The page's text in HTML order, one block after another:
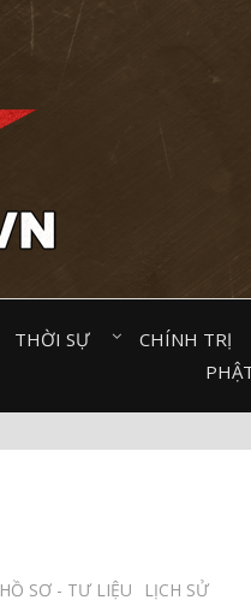
THỜI SỰ⠀ CHÍNH TRỊ⠀
HỒ SƠ - TƯ LIỆU⠀ LỊCH SỬ⠀